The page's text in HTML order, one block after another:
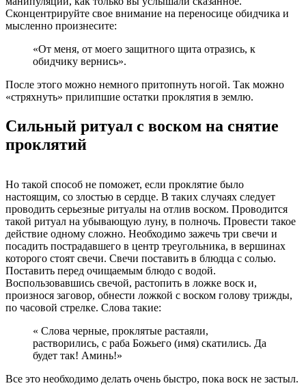
Сконцентрируйте свое внимание на переносице обидчика и
мысленно произнесите:
«От меня, от моего защитного щита отразись, к
обидчику вернись».
После этого можно немного притопнуть ногой. Так можно
«стряхнуть» прилипшие остатки проклятия в землю.
Сильный ритуал с воском на снятие
проклятий
Но такой способ не поможет, если проклятие было
настоящим, со злостью в сердце. В таких случаях следует
проводить серьезные ритуалы на отлив воском. Проводится
такой ритуал на убывающую луну, в полночь. Провести такое
действие одному сложно. Необходимо зажечь три свечи и
посадить пострадавшего в центр треугольника, в вершинах
которого стоят свечи. Свечи поставить в блюдца с солью.
Поставить перед очищаемым блюдо с водой.
Воспользовавшись свечой, растопить в ложке воск и,
произнося заговор, обнести ложкой с воском голову трижды,
по часовой стрелке. Слова такие:
« Слова черные, проклятые растаяли,
растворились, с раба Божьего (имя) скатились. Да
будет так! Аминь!»
Все это необходимо делать очень быстро, пока воск не застыл.